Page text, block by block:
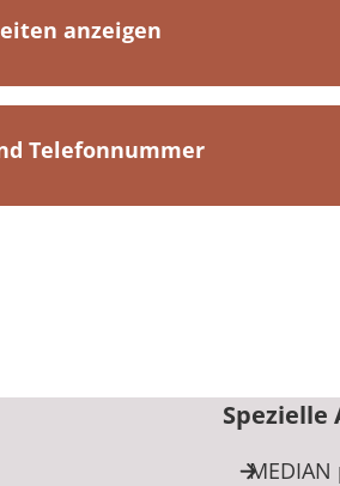
anzeigen
Uhr
Telefonnummer
Dürkheim
9310
Spezielle